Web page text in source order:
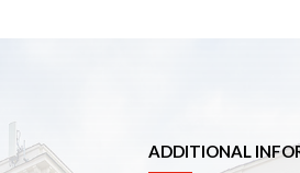
ADDITIONAL